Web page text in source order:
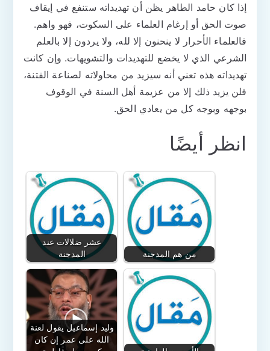
إذا كان حامد الطاهر يظن أن تهديداته ستنفع في إيقاف
صوت الحق أو إرغام العلماء على السكوت، فهو واهم.
فالعلماء الأحرار لا ينحنون إلا لله، ولا يردون إلا بالعلم
الشرعي الذي لا يخضع للتهديدات والتشويهات. وإن كانت
تهديداته هذه تعني أنه سيزيد من محاولاته لصناعة الفتنة،
فلن يزيد ذلك إلا من عزيمة أهل السنة في الوقوف
بوجهه وبوجه كل من يعادي الحق.
انظر أيضًا
عشر ضلالات عند
المدجنة
من هم المدجنة
وليد إسماعيل يقول لعنة
الله على عمر إن كان